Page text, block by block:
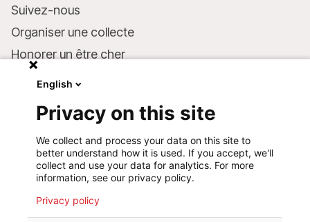
Suivez-nous
Organiser une collecte
Honorer un être cher
Faire un don
Coordonnées bancaires :
LU75 1111 0000 4848 0000
Comportement responsable
English
Privacy on this site
We collect and process your data on this site to
better understand how it is used. If you accept, we'll
collect and use your data for analytics. For more
information, see our privacy policy.
Privacy policy